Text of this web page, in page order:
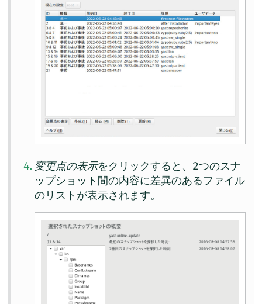
変更点の表示をクリックすると、2つのスナ
ップショット間の内容に差異のあるファイル
のリストが表示されます。